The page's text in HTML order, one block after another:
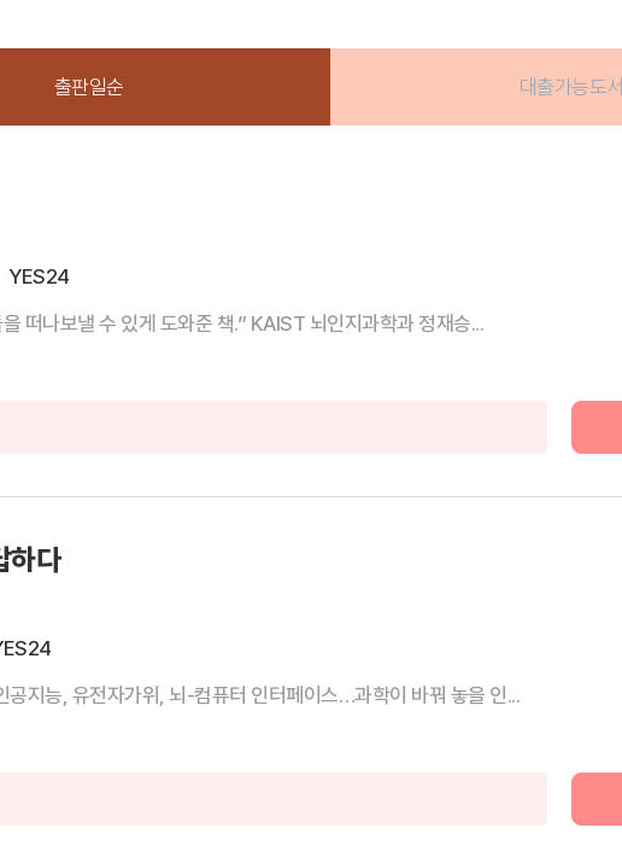
출판일순 대출가능도서
YES24
떠나보낼 수 있게 도와준 책.” KAIST 뇌인지과학과 정재승...
하다
지능, 유전자가위, 뇌-컴퓨터 인터페이스…과학이 바꿔 놓을 인...